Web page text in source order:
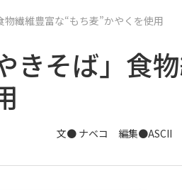
繊維豊富な“もち麦”かやくを使用
きそば」食
文● ナベコ 編集●ASCII